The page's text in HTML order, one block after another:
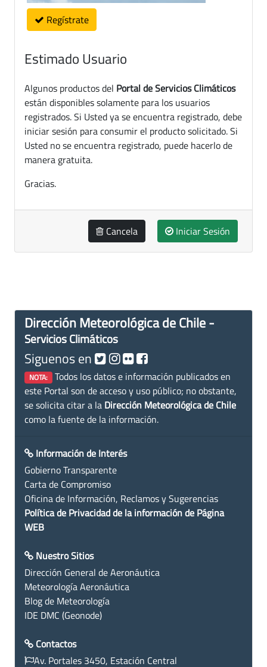
Regístrate
Estimado Usuario
Algunos productos del Portal de Servicios Climáticos
están disponibles solamente para los usuarios
registrados. Si Usted ya se encuentra registrado, debe
iniciar sesión para consumir el producto solicitado. Si
Usted no se encuentra registrado, puede hacerlo de
manera gratuita.
Gracias.
Cancela Iniciar Sesión
Dirección Meteorológica de Chile -
Servicios Climáticos
Siguenos en
NOTA: Todos los datos e información publicados en
este Portal son de acceso y uso público; no obstante,
se solicita citar a la Dirección Meteorológica de Chile
como la fuente de la información.
Información de Interés
Gobierno Transparente
Carta de Compromiso
Oficina de Información, Reclamos y Sugerencias
Política de Privacidad de la información de Página
WEB
Nuestro Sitios
Dirección General de Aeronáutica
Meteorología Aeronáutica
Blog de Meteorología
IDE DMC (Geonode)
Contactos
Av. Portales 3450, Estación Central